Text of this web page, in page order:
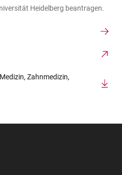
Heidelberg beantragen.
Zahnmedizin,